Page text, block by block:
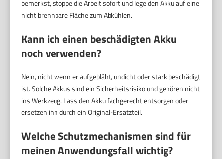
bemerkst, stoppe die Arbeit sofort und lege den Akku auf eine
nicht brennbare Fläche zum Abkühlen.
Kann ich einen beschädigten Akku
noch verwenden?
Nein, nicht wenn er aufgebläht, undicht oder stark beschädigt
ist. Solche Akkus sind ein Sicherheitsrisiko und gehören nicht
ins Werkzeug. Lass den Akku fachgerecht entsorgen oder
ersetzen ihn durch ein Original-Ersatzteil.
Welche Schutzmechanismen sind für
meinen Anwendungsfall wichtig?